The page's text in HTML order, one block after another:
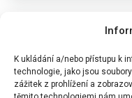
K ukládání a/nebo přístupu k
technologie, jako jsou
zážitek z prohlížení a